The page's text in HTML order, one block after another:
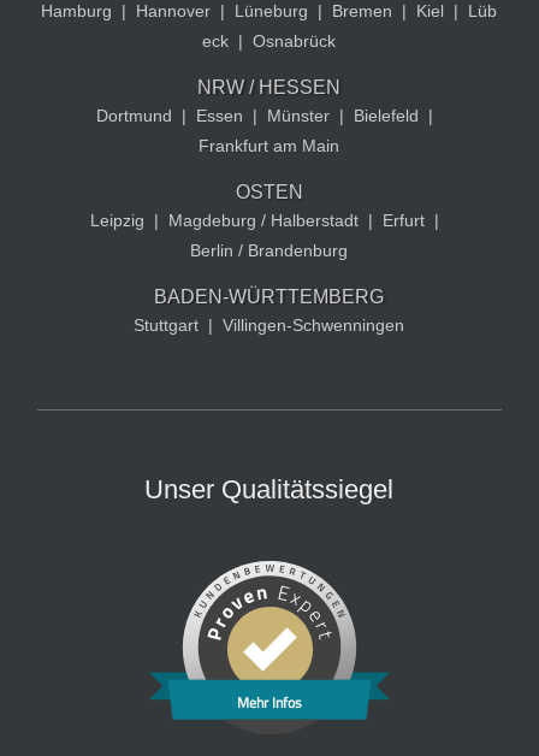
Hamburg | Hannover | Lüneburg | Bremen | Kiel |
Lüb
eck | Osnabrück
NRW / HESSEN
Dortmund | Essen | Münster | Bielefeld
|
Frankfurt am Main
OSTEN
Leipzig | Magdeburg / Halberstadt | Erfurt |
Berlin / Brandenburg
BADEN-WÜRTTEMBERG
Stuttgart | Villingen-Schwenningen
Unser Qualitätssiegel
Mehr Infos